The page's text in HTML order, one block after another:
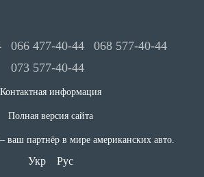
066 477-40-44
068 577-40-44
073 577-40-44
Контактная информация
Полная версия сайта
ваш партнёр в мире американских авто.
Укр Рус